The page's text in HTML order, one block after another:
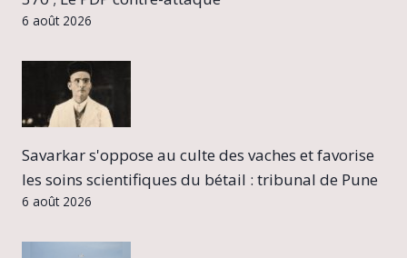
6 août 2026
Savarkar s'oppose au culte des vaches et favorise
les soins scientifiques du bétail : tribunal de Pune
6 août 2026